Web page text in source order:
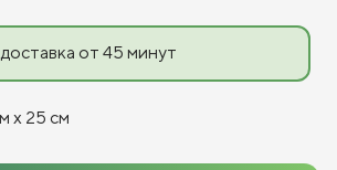
от 45 минут
x 25 см